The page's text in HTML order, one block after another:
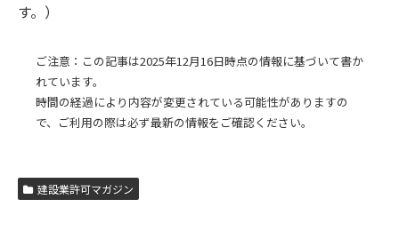
す。）
ご注意：この記事は2025年12月16日時点の情報に基づいて書か
れています。
時間の経過により内容が変更されている可能性がありますの
で、ご利用の際は必ず最新の情報をご確認ください。
建設業許可マガジン